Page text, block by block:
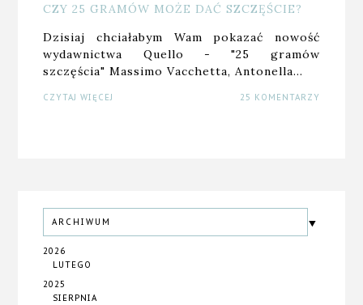
CZY 25 GRAMÓW MOŻE DAĆ SZCZĘŚCIE?
Dzisiaj chciałabym Wam pokazać nowość
wydawnictwa Quello - "25 gramów
szczęścia" Massimo Vacchetta, Antonella…
CZYTAJ WIĘCEJ 25 KOMENTARZY
ARCHIWUM
2026
LUTEGO
2025
SIERPNIA